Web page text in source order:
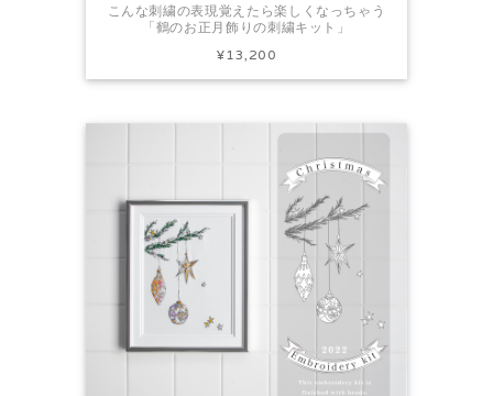
こんな刺繍の表現覚えたら楽しくなっちゃう
「鶴のお正月飾りの刺繍キット」
¥13,200